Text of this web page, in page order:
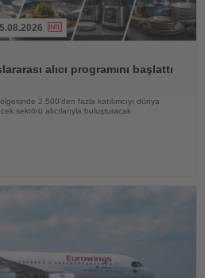
alıcı programını başlattı
2.500'den fazla katılımcıyı dünya
sektörü alıcılarıyla buluşturacak